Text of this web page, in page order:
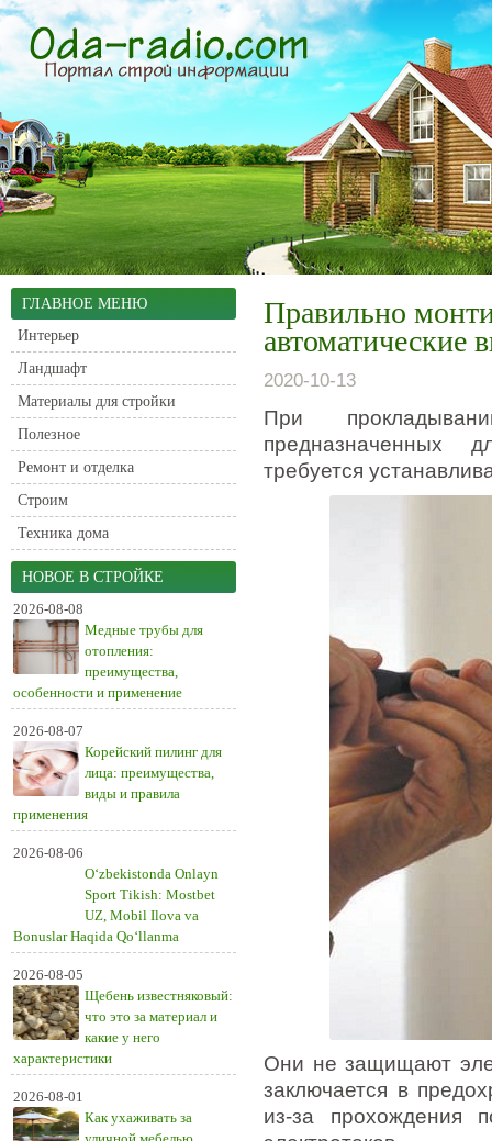
ГЛАВНОЕ МЕНЮ
Интерьер
Ландшафт
Материалы для стройки
Полезное
Ремонт и отделка
Строим
Техника дома
НОВОЕ В СТРОЙКЕ
2026-08-08
Медные трубы для
отопления:
преимущества,
особенности и применение
2026-08-07
Корейский пилинг для
лица: преимущества,
виды и правила
применения
2026-08-06
O‘zbekistonda Onlayn
Sport Tikish: Mostbet
UZ, Mobil Ilova va
Bonuslar Haqida Qo‘llanma
2026-08-05
Щебень известняковый:
что это за материал и
какие у него
характеристики
2026-08-01
Как ухаживать за
Правильно
автоматические
2020-10-13
При
предназначенных
требуется
Они не защищают
заключается в
из-за прохождения